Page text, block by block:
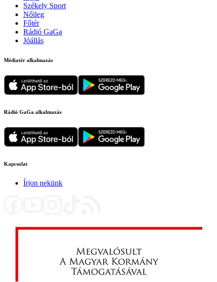
Székely Sport
Nőileg
Főtér
Rádió GaGa
Jóállás
Médiatér alkalmazás
Rádió GaGa alkalmazás
Kapcsolat
Írjon nekünk